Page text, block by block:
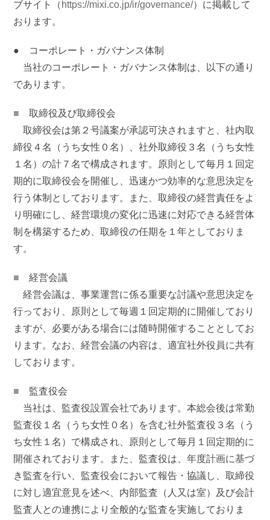
ブサイト（ https://mixi.co.jp/ir/governance/）に掲載して
おります。
● コーポレート・ガバナンス体制
当社のコーポレート・ガバナンス体制は、以下の通り
であります。
■ 取締役及び取締役会
取締役会は第２号議案が承認可決されますと、社内取
締役４名（うち女性０名）、社外取締役３名（うち女性
１名）の計７名で構成されます。原則として毎月１回定
期的に取締役会を開催し、迅速かつ効率的な意思決定を
行う体制としております。また、取締役の経営責任をよ
り明確にし、経営環境の変化に迅速に対応できる経営体
制を構築するため、取締役の任期を１年としておりま
す。
■ 経営会議
経営会議は、事業運営に係る重要な討議や意思決定を
行っており、原則として毎週１回定期的に開催しており
ますが、必要がある場合には随時開催することとしてお
ります。なお、経営会議の内容は、適宜社外役員に共有
しております。
■ 監査役会
当社は、監査役設置会社であります。本総会後は常勤
監査役１名（うち女性０名）を含む社外監査役３名（う
ち女性１名）で構成され、原則として毎月１回定期的に
開催されております。また、監査役は、年度計画に基づ
き監査を行い、監査役会において報告・協議し、取締役
に対し適宜意見を述べ、内部監査（人又は室）及び会計
監査人との連携により全般的な監査を実施しておりま